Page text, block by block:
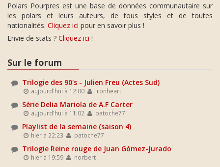
Polars Pourpres est une base de données communautaire sur
les polars et leurs auteurs, de tous styles et de toutes
nationalités. Cliquez ici pour en savoir plus !
Envie de stats ? Cliquez ici !
Sur le forum
Trilogie des 90's - Julien Freu (Actes Sud)
aujourd'hui à 12:00 Ironheart
Série Delia Mariola de A.F Carter
aujourd'hui à 11:02 patoche77
Playlist de la semaine (saison 4)
hier à 22:23 patoche77
Trilogie Reine rouge de Juan Gómez-Jurado
hier à 19:59 norbert